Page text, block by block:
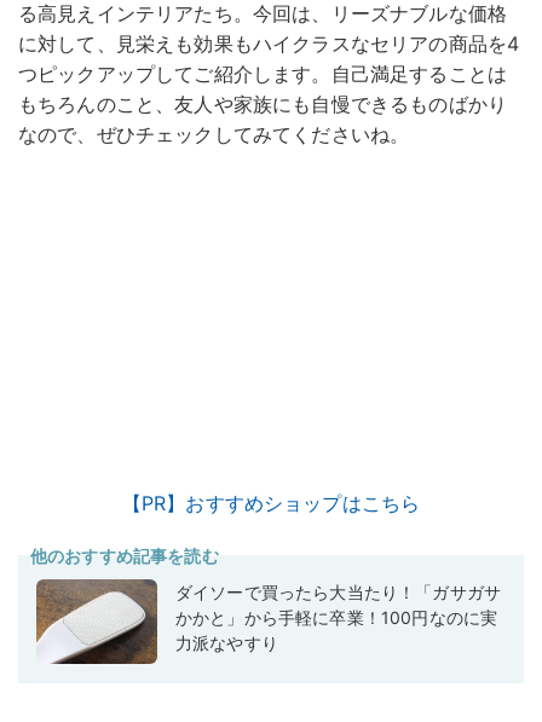
る高見えインテリアたち。今回は、リーズナブルな価格
に対して、見栄えも効果もハイクラスなセリアの商品を4
つピックアップしてご紹介します。自己満足することは
もちろんのこと、友人や家族にも自慢できるものばかり
なので、ぜひチェックしてみてくださいね。
【PR】おすすめショップはこちら
他のおすすめ記事を読む
ダイソーで買ったら大当たり！「ガサガサ
かかと」から手軽に卒業！100円なのに実
力派なやすり